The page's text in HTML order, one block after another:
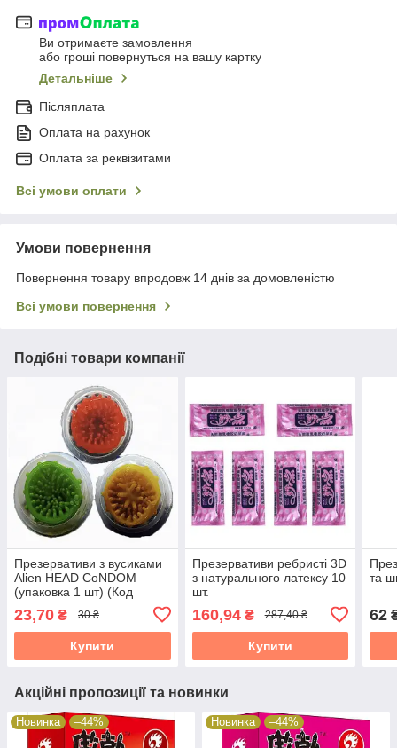
Ви отримаєте замовлення
або гроші повернуться на вашу картку
Детальніше
Післяплата
Оплата на рахунок
Оплата за реквізитами
Всі умови оплати
Умови повернення
Повернення товару впродовж 14 днів за домовленістю
Всі умови повернення
Подібні товари компанії
Презервативи з вусиками
Alien HEAD CoNDOM
(упаковка 1 шт) (Код
23,70 ₴ 30 ₴
Купити
Презервативи ребристі 3D
з натурального латексу 10
шт.
160,94₴ 287,40 ₴
Купити
та
62
Акційні пропозиції та новинки
Новинка –44% Новинка –44%